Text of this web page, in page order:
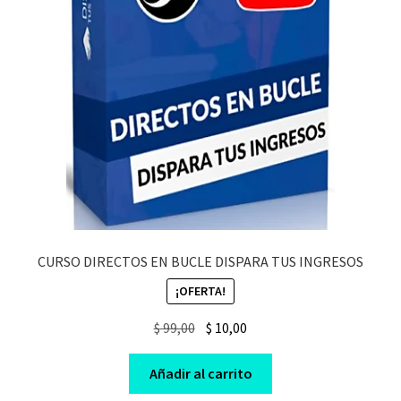
CURSO DIRECTOS EN BUCLE DISPARA TUS INGRESOS
¡OFERTA!
$99,00 Original
price
was:
$ 99,00.
$ 10,00
price
is:
$ 10,00.
Añadir al carrito